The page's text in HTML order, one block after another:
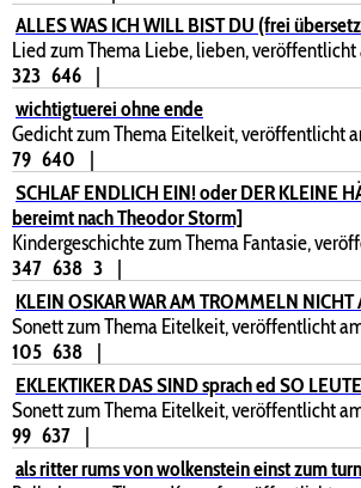
ALLES WAS ICH WILL BIST DU (frei
Lied zum Thema Liebe, lieben, veröffentlicht
323 646
|
wichtigtuerei ohne ende
Gedicht zum Thema Eitelkeit, veröffentlicht
79 640
|
SCHLAF ENDLICH EIN! oder DER KLEINE
bereimt nach Theodor Storm]
Kindergeschichte zum Thema Fantasie,
347 638 3
|
KLEIN OSKAR WAR AM TROMMELN NICHT
Sonett zum Thema Eitelkeit, veröffentlicht
105 638
|
EKLEKTIKER DAS SIND sprach ed SO
Sonett zum Thema Eitelkeit, veröffentlicht
99 637
|
als ritter rums von wolkenstein einst zum